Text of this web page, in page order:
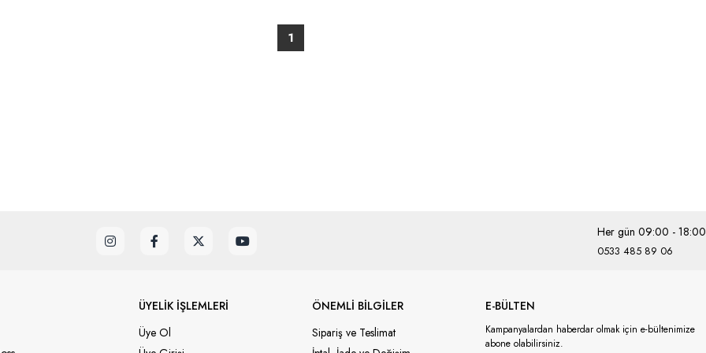
1
Her gün 09:00 - 18:00
0533 485 89 06
ÜYELİK İŞLEMLERİ
Üye Ol
ÖNEMLİ BİLGİLER
Sipariş ve Teslimat
E-BÜLTEN
Kampanyalardan haberdar olmak için e-bültenimize
abone olabilirsiniz.